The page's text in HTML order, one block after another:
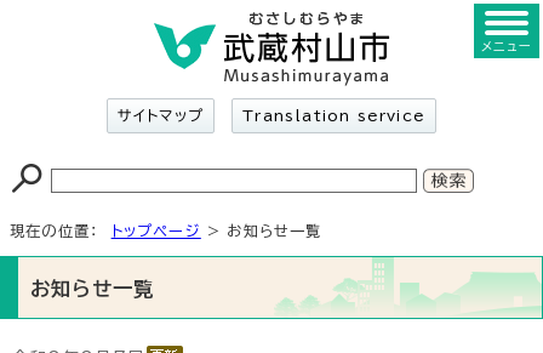
サイトマップ Translation service
メニュー
現在の位置： トップページ > お知らせ一覧
お知らせ一覧